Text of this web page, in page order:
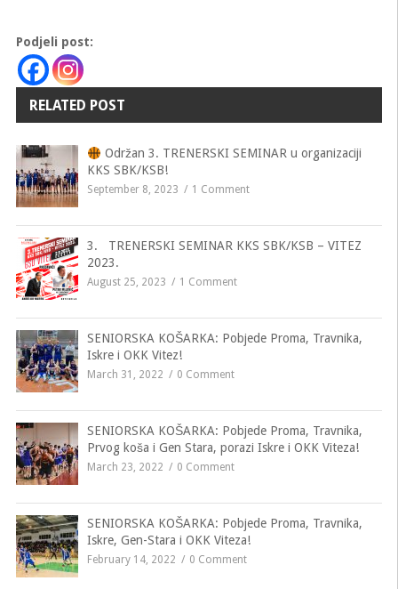
Podjeli post:
RELATED POST
Održan 3. TRENERSKI SEMINAR u organizaciji
KKS SBK/KSB!
September 8, 2023 1 Comment
3. TRENERSKI SEMINAR KKS SBK/KSB – VITEZ
2023.
August 25, 2023 1 Comment
SENIORSKA KOŠARKA: Pobjede Proma, Travnika,
Iskre i OKK Vitez!
March 31, 2022 0 Comment
SENIORSKA KOŠARKA: Pobjede Proma, Travnika,
Prvog koša i Gen Stara, porazi Iskre i OKK Viteza!
March 23, 2022 0 Comment
SENIORSKA KOŠARKA: Pobjede Proma, Travnika,
Iskre, Gen-Stara i OKK Viteza!
February 14, 2022 0 Comment